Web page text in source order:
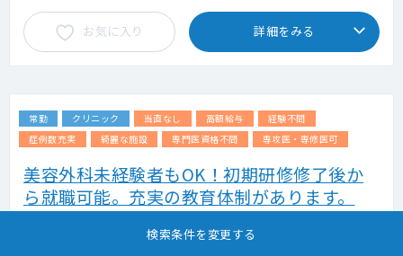
お気に入り 詳細をみる
常勤 クリニック 当直なし 高額給与
経験不問
症例数充実
綺麗な施設 専門医資格不問 専攻医・専修医可
美容外科未経験者もOK！初期研修修了後か
ら就職可能。充実の教育体制があります。
検索条件を変更する